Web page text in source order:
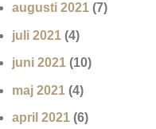
augusti 2021 (7)
juli 2021 (4)
juni 2021 (10)
maj 2021 (4)
april 2021 (6)